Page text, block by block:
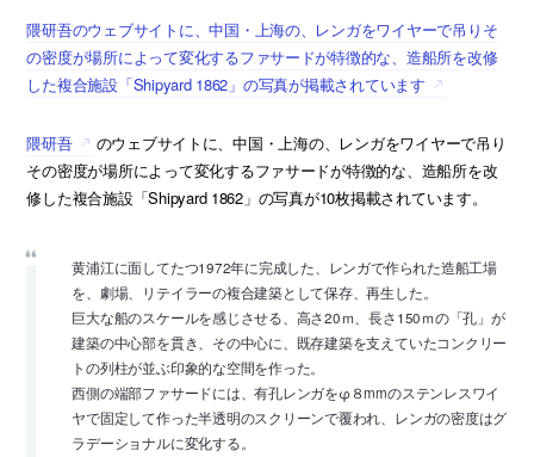
隈研吾のウェブサイトに、中国・上海の、レンガをワイヤーで吊りそ
の密度が場所によって変化するファサードが特徴的な、造船所を改修
した複合施設「Shipyard 1862」の写真が掲載されています
隈研吾
のウェブサイトに、中国・上海の、レンガをワイヤーで吊り
その密度が場所によって変化するファサードが特徴的な、造船所を改
修した複合施設「Shipyard 1862」の写真が10枚掲載されています。
黄浦江に面してたつ1972年に完成した、レンガで作られた造船工場
を、劇場、リテイラーの複合建築として保存、再生した。
巨大な船のスケールを感じさせる、高さ20ｍ、長さ150ｍの「孔」が
建築の中心部を貫き、その中心に、既存建築を支えていたコンクリー
トの列柱が並ぶ印象的な空間を作った。
西側の端部ファサードには、有孔レンガをφ８mmのステンレスワイ
ヤで固定して作った半透明のスクリーンで覆われ、レンガの密度はグ
ラデーショナルに変化する。